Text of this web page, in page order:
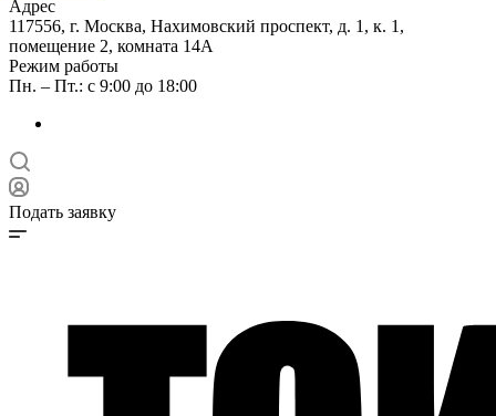
Адрес
117556, г. Москва, Нахимовский проспект, д. 1, к. 1,
помещение 2, комната 14А
Режим работы
Пн. – Пт.: с 9:00 до 18:00
Подать заявку